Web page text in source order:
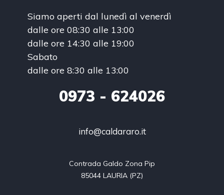
Siamo aperti dal lunedì al venerdì
dalle ore 08:30 alle 13:00
dalle ore 14:30 alle 19:00
Sabato
dalle ore 8:30 alle 13:00
0973 - 624026
info@caldararo.it
Contrada Galdo Zona Pip
85044 LAURIA (PZ)